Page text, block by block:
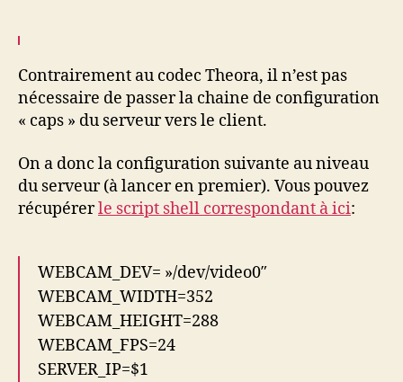
Contrairement au codec Theora, il n’est pas
nécessaire de passer la chaine de configuration
« caps » du serveur vers le client.
On a donc la configuration suivante au niveau
du serveur (à lancer en premier). Vous pouvez
récupérerle script shell correspondant à ici:
WEBCAM_DEV= »/dev/video0″
WEBCAM_WIDTH=352
WEBCAM_HEIGHT=288
WEBCAM_FPS=24
SERVER_IP=$1